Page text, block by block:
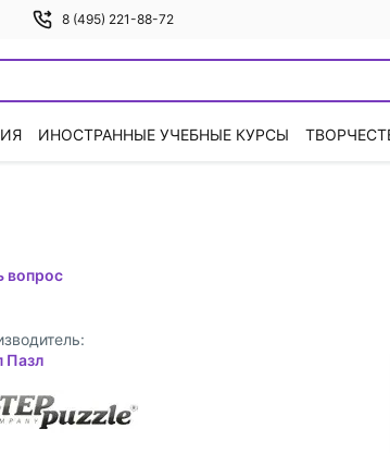
8 (495) 221-88-72
ИНОСТРАННЫЕ УЧЕБНЫЕ КУРСЫ
вопрос
Пазл